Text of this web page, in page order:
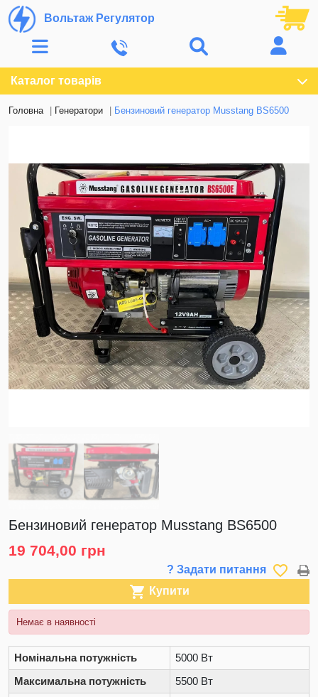
Вольтаж Регулятор
Каталог товарів
Головна Генератори Бензиновий генератор Musstang BS6500
Бензиновий генератор Musstang BS6500
19 704,00 грн
? Задати питання favorite_border
 Купити
Немає в наявності
Номінальна потужність
5000 Вт
Максимальна потужність
5500 Вт